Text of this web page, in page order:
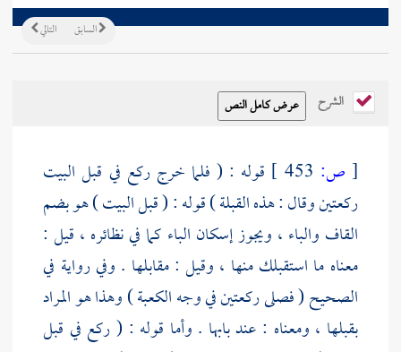
التالي السابق
الشرح
[ ص:
قوله : ( فلما خرج ركع في قبل البيت
ركعتين وقال : هذه القبلة ) قوله : ( قبلالبيت) هو بضم
القاف والباء ، ويجوز إسكان الباء كما في نظائره ، قيل :
معناه ما استقبلك منها ، وقيل : مقابلها . وفي رواية في
الصحيح ( فصلى ركعتين في وجهالكعبة) وهذا هو المراد
بقبلها ، ومعناه : عند بابها . وأما قوله : ( ركع في قبل